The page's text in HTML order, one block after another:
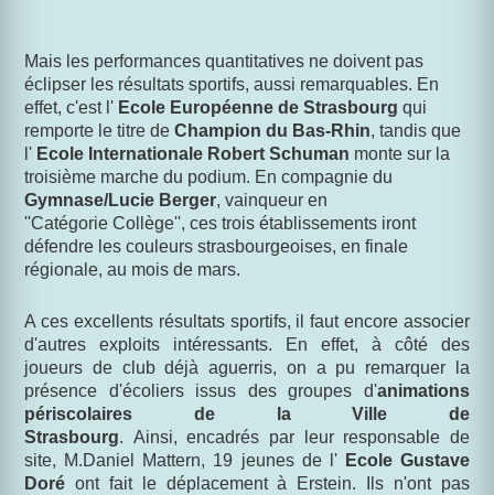
Mais les performances quantitatives ne doivent pas
éclipser les résultats sportifs, aussi remarquables. En
effet, c'est l' Ecole Européenne de Strasbourg qui
remporte le titre de Champion du Bas-Rhin, tandis que
l' Ecole Internationale Robert Schuman monte sur la
troisième marche du podium. En compagnie du
Gymnase/Lucie Berger, vainqueur en
''Catégorie Collège'', ces trois établissements iront
défendre les couleurs strasbourgeoises, en finale
régionale, au mois de mars.
A ces excellents résultats sportifs, il faut encore associer
d'autres exploits intéressants. En effet, à côté des
joueurs de club déjà aguerris, on a pu remarquer la
présence d'écoliers issus des groupes d'animations
périscolaires de la Ville de
Strasbourg. Ainsi, encadrés par leur responsable de
site, M.Daniel Mattern, 19 jeunes de l'Ecole Gustave
Doré ont fait le déplacement à Erstein. Ils n'ont pas